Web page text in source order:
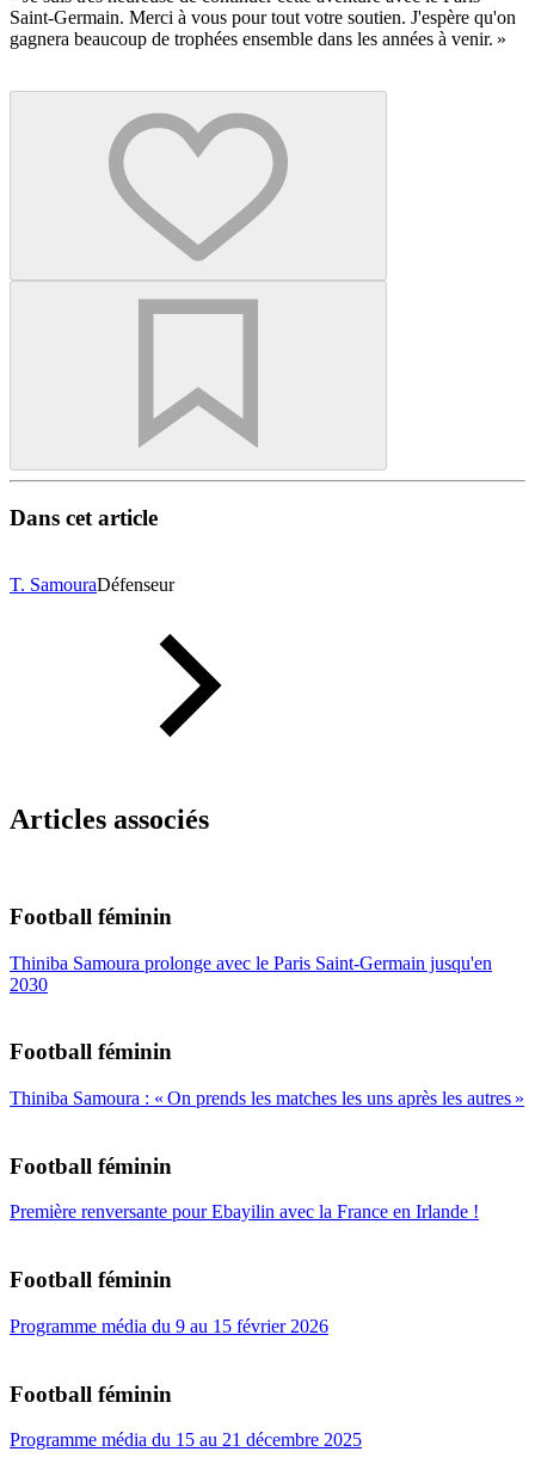
Saint-Germain. Merci à vous pour tout votre soutien. J'espère qu'on
gagnera beaucoup de trophées ensemble dans les années à venir. »
Dans cet article
T. SamouraDéfenseur
Articles associés
Football féminin
Thiniba Samoura prolonge avec le Paris Saint-Germain jusqu'en
2030
Football féminin
Thiniba Samoura : « On prends les matches les uns après les autres »
Football féminin
Première renversante pour Ebayilin avec la France en Irlande !
Football féminin
Programme média du 9 au 15 février 2026
Football féminin
Programme média du 15 au 21 décembre 2025